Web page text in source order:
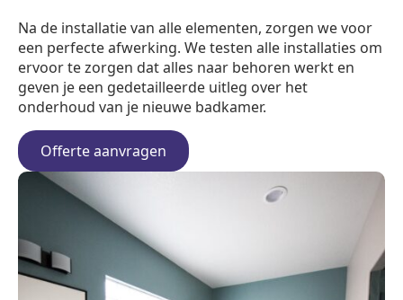
Na de installatie van alle elementen, zorgen we voor
een perfecte afwerking. We testen alle installaties om
ervoor te zorgen dat alles naar behoren werkt en
geven je een gedetailleerde uitleg over het
onderhoud van je nieuwe badkamer.
Offerte aanvragen